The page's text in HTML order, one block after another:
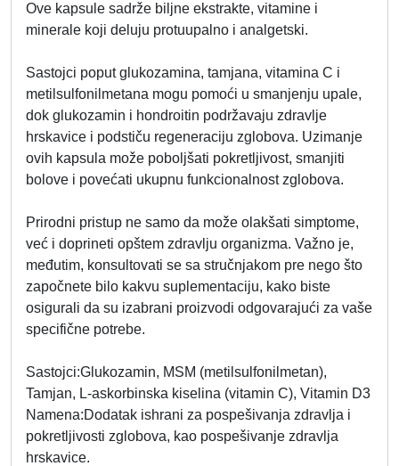
Ove kapsule sadrže biljne ekstrakte, vitamine i
minerale koji deluju protuupalno i analgetski.
Sastojci poput glukozamina, tamjana, vitamina C i
metilsulfonilmetana mogu pomoći u smanjenju upale,
dok glukozamin i hondroitin podržavaju zdravlje
hrskavice i podstiču regeneraciju zglobova. Uzimanje
ovih kapsula može poboljšati pokretljivost, smanjiti
bolove i povećati ukupnu funkcionalnost zglobova.
Prirodni pristup ne samo da može olakšati simptome,
već i doprineti opštem zdravlju organizma. Važno je,
međutim, konsultovati se sa stručnjakom pre nego što
započnete bilo kakvu suplementaciju, kako biste
osigurali da su izabrani proizvodi odgovarajući za vaše
specifične potrebe.
Sastoјci:Glukozamin, MSM (metilsulfonilmetan),
Tamjan, L-askorbinska kiselina (vitamin C), Vitamin D3
Namena:Dodatak ishrani za pospešivanja zdravlja i
pokretljivosti zglobova, kao pospešivanje zdravlja
hrskavice.